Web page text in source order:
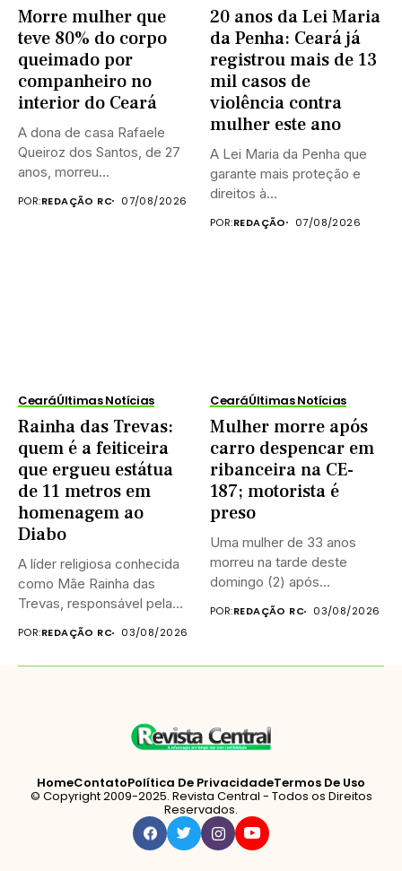
Morre mulher que
teve 80% do corpo
queimado por
companheiro no
interior do Ceará
A dona de casa Rafaele
Queiroz dos Santos, de 27
anos, morreu...
POR:REDAÇÃO RC 07/08/2026
20 anos da Lei Maria
da Penha: Ceará já
registrou mais de 13
mil casos de
violência contra
mulher este ano
A Lei Maria da Penha que
garante mais proteção e
direitos à...
POR:REDAÇÃO 07/08/2026
CearáÚltimas Notícias
Rainha das Trevas:
quem é a feiticeira
que ergueu estátua
de 11 metros em
homenagem ao
Diabo
A líder religiosa conhecida
como Mãe Rainha das
Trevas, responsável pela
construção...
POR:REDAÇÃO RC 03/08/2026
CearáÚltimas Notícias
Mulher morre após
carro despencar em
ribanceira na CE-
187; motorista é
preso
Uma mulher de 33 anos
morreu na tarde deste
domingo (2) após...
POR:REDAÇÃO RC 03/08/2026
HomeContatoPolítica De PrivacidadeTermos De Uso
© Copyright 2009-2025. Revista Central - Todos os Direitos
Reservados.